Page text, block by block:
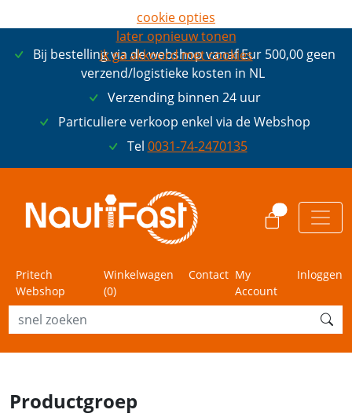
Bij bestelling via de webshop vanaf Eur 500,00 geen
verzend/logistieke kosten in NL
Verzending binnen 24 uur
Particuliere verkoop enkel via de Webshop
Tel 0031-74-2470135
Pritech
Webshop
Winkelwagen
(0)
Contact My
Account
Inloggen
Productgroep
cookie opties
later opnieuw tonen
ik ga akkoord met cookies